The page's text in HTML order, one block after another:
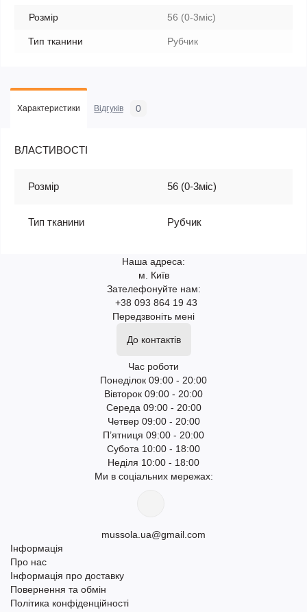
Розмір 56 (0-3міс)
Тип тканини Рубчик
Характеристики Відгуків 0
ВЛАСТИВОСТІ
Розмір 56 (0-3міс)
Тип тканини Рубчик
Наша адреса:
м. Київ
Зателефонуйте нам:
+38 093 864 19 43
Передзвоніть мені
До контактів
Час роботи
Понеділок 09:00 - 20:00
Вівторок 09:00 - 20:00
Середа 09:00 - 20:00
Четвер 09:00 - 20:00
П’ятниця 09:00 - 20:00
Субота 10:00 - 18:00
Неділя 10:00 - 18:00
Ми в соціальних мережах:
mussola.ua@gmail.com
Інформація
Про нас
Інформація про доставку
Повернення та обмін
Політика конфіденційності